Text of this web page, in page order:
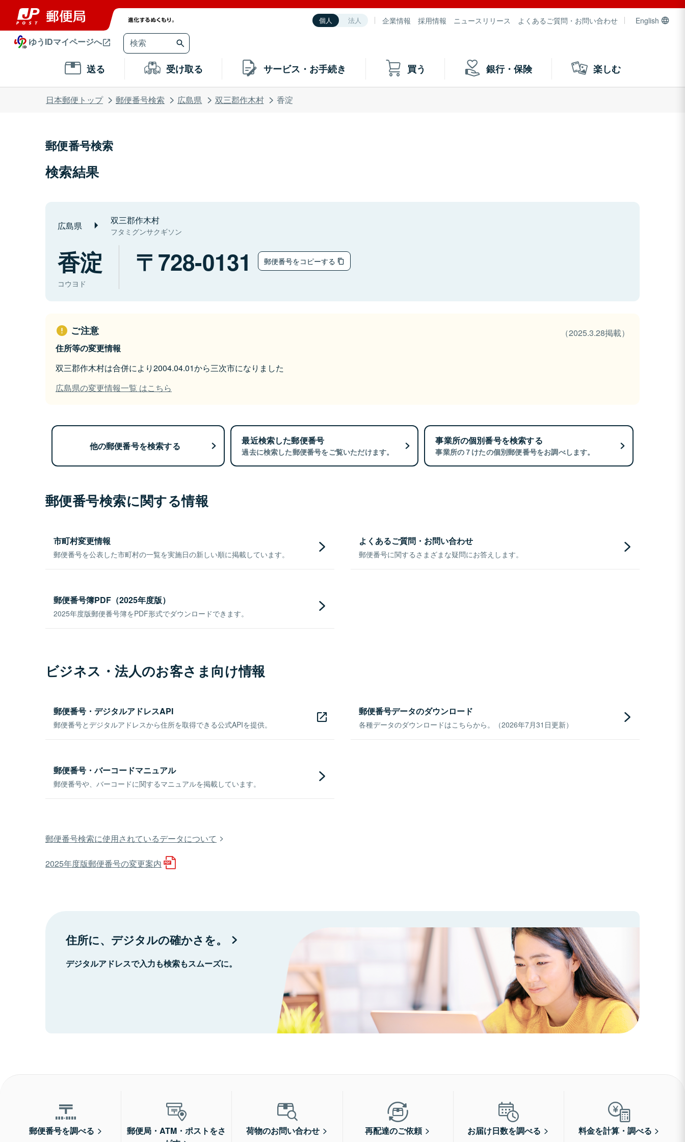
個人 法人 企業情報 採用情報 ニュースリリース よくあるご質問・お問い合わせ English
ゆうIDマイページへ
送る 受け取る サービス・お手続き 買う 銀行・保険 楽しむ
日本郵便トップ 郵便番号検索 広島県 双三郡作木村 香淀
郵便番号検索
検索結果
広島県 双三郡作木村
フタミグンサクギソン
香淀
コウヨド
728-0131 郵便番号をコピーする
ご注意
（2025.3.28掲載）
住所等の変更情報
双三郡作木村は合併により2004.04.01から三次市になりました
広島県の変更情報一覧 はこちら
他の郵便番号を検索する 最近検索した郵便番号
過去に検索した郵便番号をご覧いただけます。
事業所の個別番号を検索する
事業所の７けたの個別郵便番号をお調べします。
郵便番号検索に関する情報
市町村変更情報
郵便番号を公表した市町村の一覧を実施日の新しい順に掲載しています。
よくあるご質問・お問い合わせ
郵便番号に関するさまざまな疑問にお答えします。
郵便番号簿PDF（2025年度版）
2025年度版郵便番号簿をPDF形式でダウンロードできます。
ビジネス・法人のお客さま向け情報
郵便番号・デジタルアドレスAPI
郵便番号とデジタルアドレスから住所を取得できる公式APIを提供。
郵便番号データのダウンロード
各種データのダウンロードはこちらから。（2026年7月31日更新）
郵便番号・バーコードマニュアル
郵便番号や、バーコードに関するマニュアルを掲載しています。
郵便番号検索に使用されているデータについて
2025年度版郵便番号の変更案内
住所に、デジタルの確かさを。
デジタルアドレスで入力も検索もスムーズに。
郵便番号を調べる
郵便局・ATM・ポストをさ
荷物のお問い合わせ 再配達のご依頼 お届け日数を調べる 料金を計算・調べる